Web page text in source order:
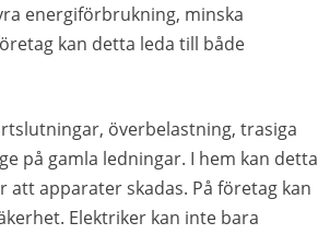
energiförbrukning, minska
kan detta leda till både
överbelastning, trasiga
på gamla ledningar. I hem kan detta
apparater skadas. På företag kan
Elektriker kan inte bara